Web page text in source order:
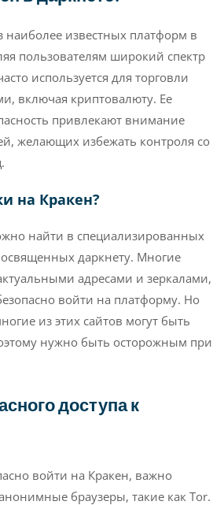
наиболее известных платформ в
пользователям широкий спектр
используется для торговли
включая криптовалюту. Ее
привлекают внимание
желающих избежать контроля со
на Кракен?
найти в специализированных
даркнету. Многие
адресами и зеркалами,
войти на платформу. Но
из этих сайтов могут быть
нужно быть осторожным при
доступа к
войти на Кракен, важно
браузеры, такие как Tor.